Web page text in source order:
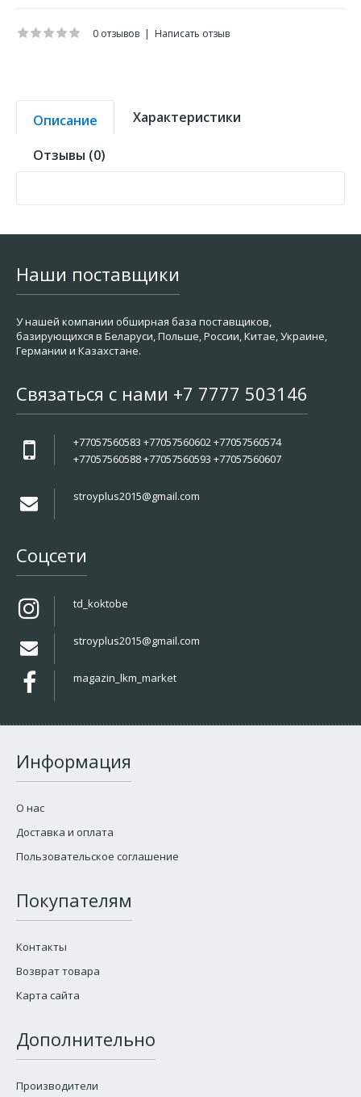
0 отзывов | Написать отзыв
Описание Характеристики
Отзывы (0)
Наши поставщики
У нашей компании обширная база поставщиков,
базирующихся в Беларуси, Польше, России, Китае, Украине,
Германии и Казахстане.
Связаться с нами +7 7777 503146
+77057560583 +77057560602 +77057560574
+77057560588 +77057560593 +77057560607
stroyplus2015@gmail.com
Соцсети
td_koktobe
stroyplus2015@gmail.com
magazin_lkm_market
Информация
О нас
Доставка и оплата
Пользовательское соглашение
Покупателям
Контакты
Возврат товара
Карта сайта
Дополнительно
Производители